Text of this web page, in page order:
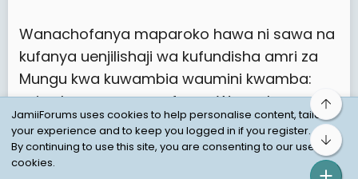
Wanachofanya maparoko hawa ni sawa na
kufanya uenjilishaji wa kufundisha amri za
Mungu kwa kuwambia waumini kwamba:
usiue kama wanavyofanya Wanyakyusa,
usizini kama wanavyofanya wahaya, usiibe
kama wanavyofanya wachaga, usiseme
uwongo kama wanavyofanya wazaramo,
JamiiForums uses cookies to help personalise content, tailor
your experience and to keep you logged in if you register.
By continuing to use this site, you are consenting to our use of
cookies.
Top